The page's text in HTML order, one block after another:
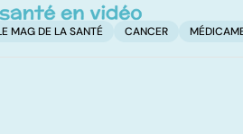
MAG DE LA SANTÉ CANCER